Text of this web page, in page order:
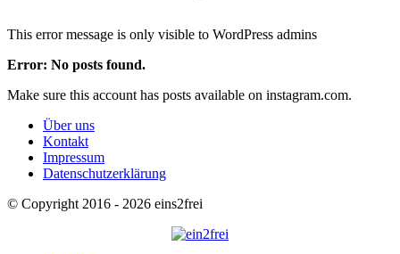
This error message is only visible to WordPress admins
Error: No posts found.
Make sure this account has posts available on instagram.com.
Über uns
Kontakt
Impressum
Datenschutzerklärung
© Copyright 2016 - 2026 eins2frei